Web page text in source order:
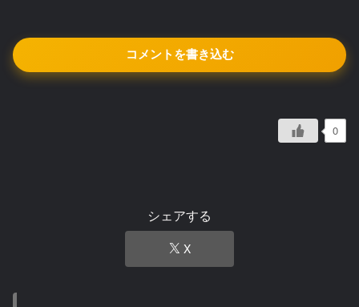
コメントを書き込む
0
シェアする
X